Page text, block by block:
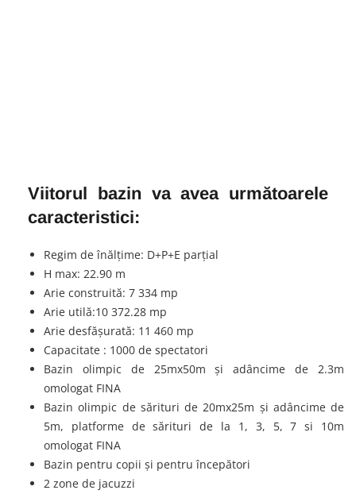
Viitorul bazin va avea următoarele
caracteristici:
Regim de înălțime: D+P+E parțial
H max: 22.90 m
Arie construită: 7 334 mp
Arie utilă:10 372.28 mp
Arie desfășurată: 11 460 mp
Capacitate : 1000 de spectatori
Bazin olimpic de 25mx50m și adâncime de 2.3m
omologat FINA
Bazin olimpic de sărituri de 20mx25m și adâncime de
5m, platforme de sărituri de la 1, 3, 5, 7 si 10m
omologat FINA
Bazin pentru copii și pentru începători
2 zone de jacuzzi